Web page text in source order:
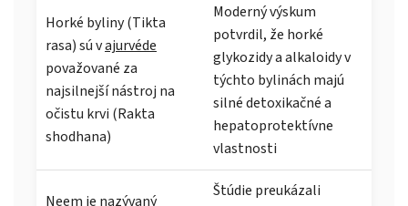
Horké byliny (Tikta
rasa) sú vajurvéde
považované za
najsilnejší nástroj na
očistu krvi (Rakta
shodhana)
Moderný výskum
potvrdil, že horké
glykozidy a alkaloidy v
týchto bylinách majú
silné detoxikačné a
hepatoprotektívne
vlastnosti
Neem je nazývaný
Štúdie preukázali